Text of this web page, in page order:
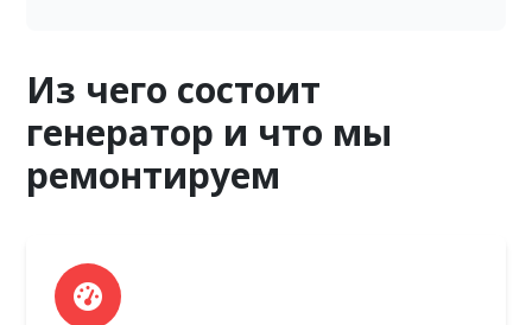
Из чего состоит
генератор и что мы
ремонтируем